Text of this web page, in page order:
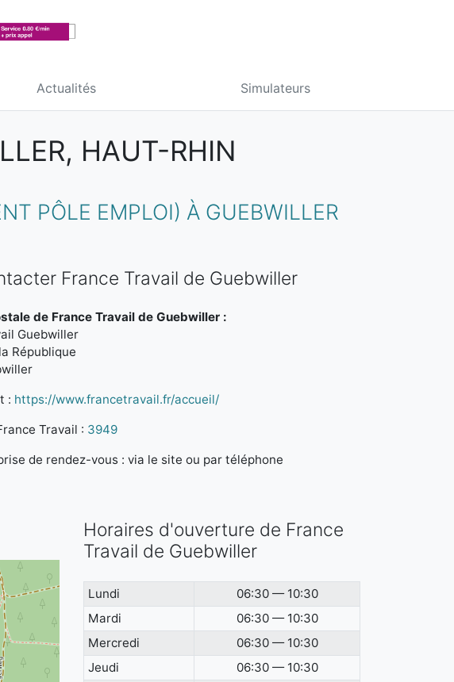
Actualités Simulateurs
HAUT-RHIN
PÔLE EMPLOI) À GUEBWILLER
France Travail de Guebwiller
de France Travail de Guebwiller :
Guebwiller
République
: https://www.francetravail.fr/accueil/
Travail : 3949
de rendez-vous : via le site ou par téléphone
Horaires d'ouverture de France
Travail de Guebwiller
Lundi
06:30 — 10:30
Mardi
06:30 — 10:30
Mercredi
06:30 — 10:30
Jeudi
06:30 — 10:30